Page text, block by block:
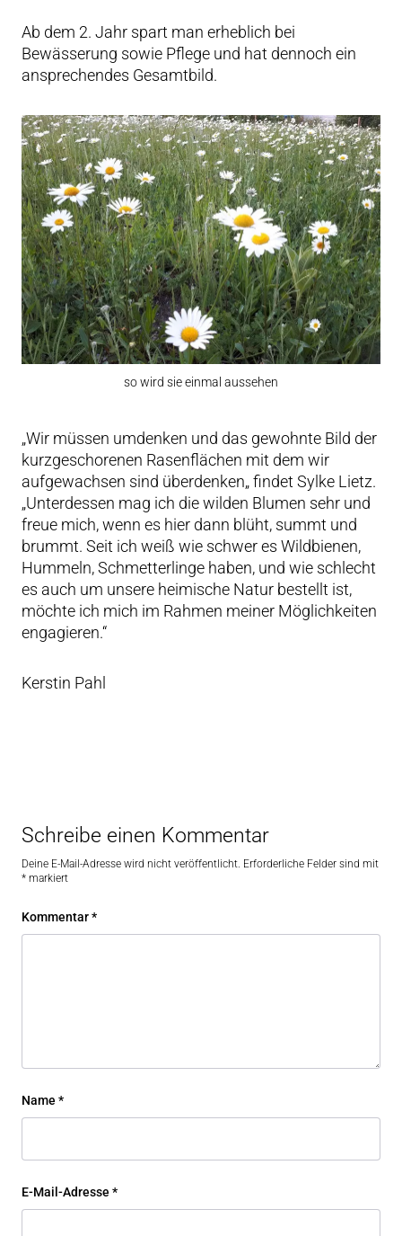
Ab dem 2. Jahr spart man erheblich bei
Bewässerung sowie Pflege und hat dennoch ein
ansprechendes Gesamtbild.
so wird sie einmal aussehen
„Wir müssen umdenken und das gewohnte Bild der
kurzgeschorenen Rasenflächen mit dem wir
aufgewachsen sind überdenken„ findet Sylke Lietz.
„Unterdessen mag ich die wilden Blumen sehr und
freue mich, wenn es hier dann blüht, summt und
brummt. Seit ich weiß wie schwer es Wildbienen,
Hummeln, Schmetterlinge haben, und wie schlecht
es auch um unsere heimische Natur bestellt ist,
möchte ich mich im Rahmen meiner Möglichkeiten
engagieren.“
Kerstin Pahl
Schreibe einen Kommentar
Deine E-Mail-Adresse wird nicht veröffentlicht. Erforderliche Felder sind mit
* markiert
Kommentar*
Name *
E-Mail-Adresse *